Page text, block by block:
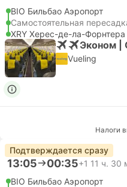
BIO Бильбао Аэропорт
Самостоятельная
XRY Херес-де-ла-
Эконом |
Vueling
Налоги
Подтверждается сразу
13:05 00:35+1 11 ч. 30
BIO Бильбао Аэропорт